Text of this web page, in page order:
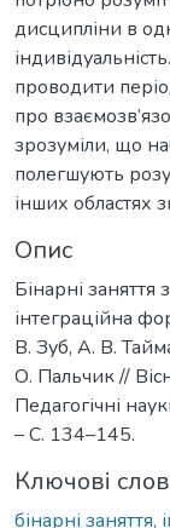
дисципліни в
проводити
про
зрозуміли, що
полегшують
інших областях
Опис
Бінарні
інтеграційна
В. Зуб, А. В.
О. Пальчик //
Педагогічні
– С. 134–145.
Ключові
бінарні заняття,